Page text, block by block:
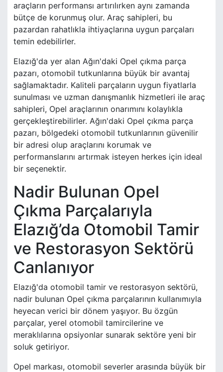
araçların performansı artırılırken aynı zamanda
bütçe de korunmuş olur. Araç sahipleri, bu
pazardan rahatlıkla ihtiyaçlarına uygun parçaları
temin edebilirler.
Elazığ'da yer alan Ağın'daki Opel çıkma parça
pazarı, otomobil tutkunlarına büyük bir avantaj
sağlamaktadır. Kaliteli parçaların uygun fiyatlarla
sunulması ve uzman danışmanlık hizmetleri ile araç
sahipleri, Opel araçlarının onarımını kolaylıkla
gerçekleştirebilirler. Ağın'daki Opel çıkma parça
pazarı, bölgedeki otomobil tutkunlarının güvenilir
bir adresi olup araçlarını korumak ve
performanslarını artırmak isteyen herkes için ideal
bir seçenektir.
Nadir Bulunan Opel
Çıkma Parçalarıyla
Elazığ’da Otomobil Tamir
ve Restorasyon Sektörü
Canlanıyor
Elazığ'da otomobil tamir ve restorasyon sektörü,
nadir bulunan Opel çıkma parçalarının kullanımıyla
heyecan verici bir dönem yaşıyor. Bu özgün
parçalar, yerel otomobil tamircilerine ve
meraklılarına opsiyonlar sunarak sektöre yeni bir
soluk getiriyor.
Opel markası, otomobil severler arasında büyük bir